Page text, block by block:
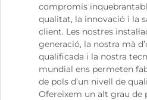
compromís
qualitat, la innovació i la
client. Les nostres
generació, la nostra mà
qualificada i la nostra
mundial ens permeten
de pols d’un nivell de
Ofereixem un alt grau de